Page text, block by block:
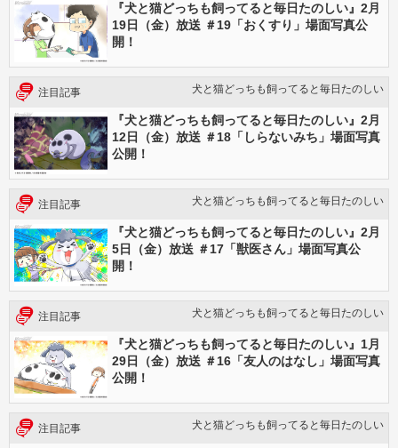
『犬と猫どっちも飼ってると毎日たのしい』2月
19日（金）放送 ＃19「おくすり」場面写真公
開！
注目記事 犬と猫どっちも飼ってると毎日たのしい
『犬と猫どっちも飼ってると毎日たのしい』2月
12日（金）放送 ＃18「しらないみち」場面写真
公開！
注目記事 犬と猫どっちも飼ってると毎日たのしい
『犬と猫どっちも飼ってると毎日たのしい』2月
5日（金）放送 ＃17「獣医さん」場面写真公
開！
注目記事 犬と猫どっちも飼ってると毎日たのしい
『犬と猫どっちも飼ってると毎日たのしい』1月
29日（金）放送 ＃16「友人のはなし」場面写真
公開！
注目記事 犬と猫どっちも飼ってると毎日たのしい